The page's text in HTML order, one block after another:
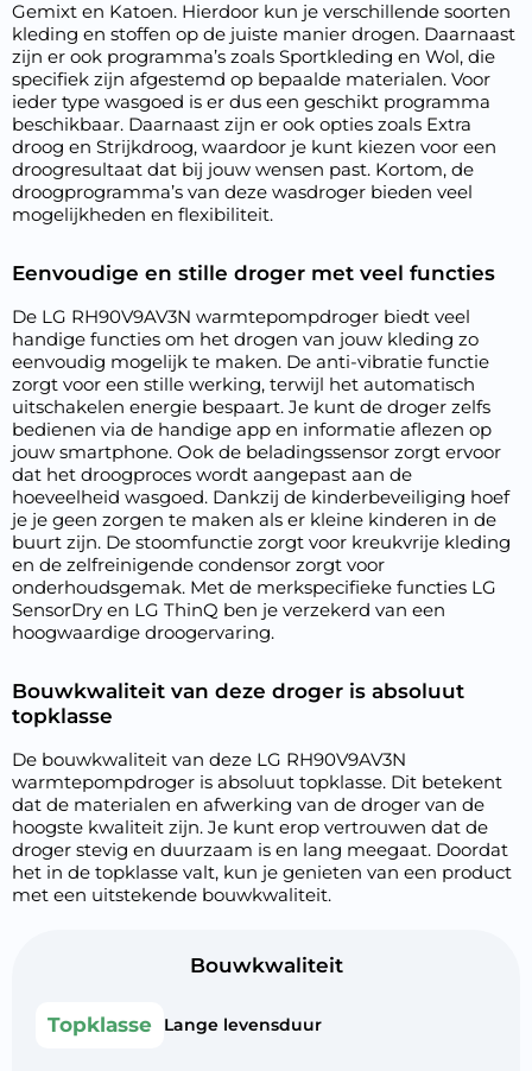
Gemixt en Katoen. Hierdoor kun je verschillende soorten
kleding en stoffen op de juiste manier drogen. Daarnaast
zijn er ook programma’s zoals Sportkleding en Wol, die
specifiek zijn afgestemd op bepaalde materialen. Voor
ieder type wasgoed is er dus een geschikt programma
beschikbaar. Daarnaast zijn er ook opties zoals Extra
droog en Strijkdroog, waardoor je kunt kiezen voor een
droogresultaat dat bij jouw wensen past. Kortom, de
droogprogramma’s van deze wasdroger bieden veel
mogelijkheden en flexibiliteit.
Eenvoudige en stille droger met veel functies
De LG RH90V9AV3N warmtepompdroger biedt veel
handige functies om het drogen van jouw kleding zo
eenvoudig mogelijk te maken. De anti-vibratie functie
zorgt voor een stille werking, terwijl het automatisch
uitschakelen energie bespaart. Je kunt de droger zelfs
bedienen via de handige app en informatie aflezen op
jouw smartphone. Ook de beladingssensor zorgt ervoor
dat het droogproces wordt aangepast aan de
hoeveelheid wasgoed. Dankzij de kinderbeveiliging hoef
je je geen zorgen te maken als er kleine kinderen in de
buurt zijn. De stoomfunctie zorgt voor kreukvrije kleding
en de zelfreinigende condensor zorgt voor
onderhoudsgemak. Met de merkspecifieke functies LG
SensorDry en LG ThinQ ben je verzekerd van een
hoogwaardige droogervaring.
Bouwkwaliteit van deze droger is absoluut
topklasse
De bouwkwaliteit van deze LG RH90V9AV3N
warmtepompdroger is absoluut topklasse. Dit betekent
dat de materialen en afwerking van de droger van de
hoogste kwaliteit zijn. Je kunt erop vertrouwen dat de
droger stevig en duurzaam is en lang meegaat. Doordat
het in de topklasse valt, kun je genieten van een product
met een uitstekende bouwkwaliteit.
Bouwkwaliteit
Topklasse Lange levensduur